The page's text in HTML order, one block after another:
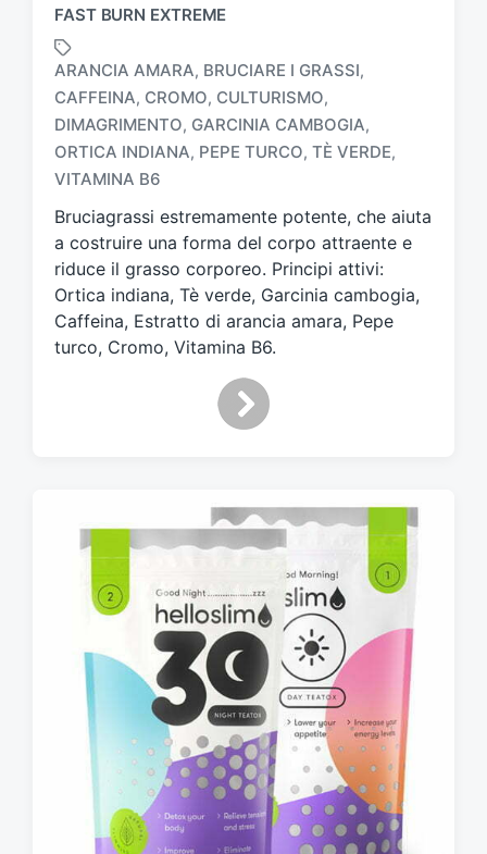
FAST BURN EXTREME
T
a
g
a
t
o
c
n
ARANCIA AMARA, BRUCIARE I GRASSI,
CAFFEINA, CROMO, CULTURISMO,
DIMAGRIMENTO, GARCINIA CAMBOGIA,
ORTICA INDIANA, PEPE TURCO, TÈ VERDE,
VITAMINA B6
Bruciagrassi estremamente potente, che aiuta
a costruire una forma del corpo attraente e
riduce il grasso corporeo. Principi attivi:
Ortica indiana, Tè verde, Garcinia cambogia,
Caffeina, Estratto di arancia amara, Pepe
turco, Cromo, Vitamina B6.